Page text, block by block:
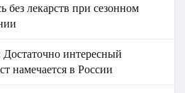
без лекарств при сезонном
интересный
намечается в России